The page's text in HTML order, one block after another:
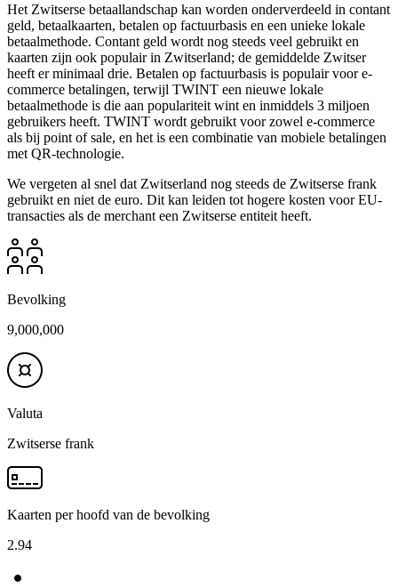
Het Zwitserse betaallandschap kan worden onderverdeeld in contant
geld, betaalkaarten, betalen op factuurbasis en een unieke lokale
betaalmethode. Contant geld wordt nog steeds veel gebruikt en
kaarten zijn ook populair in Zwitserland; de gemiddelde Zwitser
heeft er minimaal drie. Betalen op factuurbasis is populair voor e-
commerce betalingen, terwijl TWINT een nieuwe lokale
betaalmethode is die aan populariteit wint en inmiddels 3 miljoen
gebruikers heeft. TWINT wordt gebruikt voor zowel e-commerce
als bij point of sale, en het is een combinatie van mobiele betalingen
met QR-technologie.
We vergeten al snel dat Zwitserland nog steeds de Zwitserse frank
gebruikt en niet de euro. Dit kan leiden tot hogere kosten voor EU-
transacties als de merchant een Zwitserse entiteit heeft.
Bevolking
9,000,000
Valuta
Zwitserse frank
Kaarten per hoofd van de bevolking
2.94